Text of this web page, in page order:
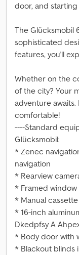
door, and starting
The Glücksmobil
sophisticated
features, you'll
Whether on the
of the city? Your
adventure
comfortable!
----Standard
Glücksmobil:
* Zenec
navigation
* Rearview
* Framed
* Manual
* 16-inch
Dkedpfsy A
* Body door with
* Blackout blinds